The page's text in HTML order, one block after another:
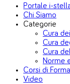
Portale i-
Chi Siamo
Categorie
Cura
Cura
Cura
Norme
Corsi di
Video